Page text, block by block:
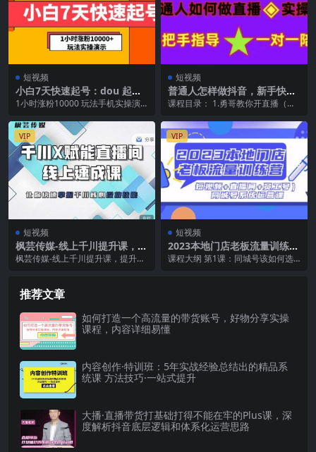
短视频
小白7天快速起号：dou 起号
运营实操课，实战1小时涨粉1
1小时涨粉10000 玩法手机实操演
域投放运...
短视频
普通人怎样做抖音，新手快速
入局 详细攻略，无绿幕直播间
课程目录： 1.勇哥教你开直播（本
才能把...
VIP
短视频
枫芸传媒-线上千川提升课，提
升千川认知，提升千川投放效
枫芸传媒-线上千川提升课，提升千
VIP
短视频
2023本地门店老板流量训练营
（短视频 直播间 员工号）同
课程大纲 第1课：同城号该如何选
推荐文章
如何打造一个高流量的带货账号，好物分享实操
课程，内容详细易懂
内容创作·特训班：5年实战经验总结出的精品系
统课 方法技巧·一站式提升
大播·直播带货打基础打得不能在牢的Plus课，深
度解析抖音底层逻辑和体系化运营思路